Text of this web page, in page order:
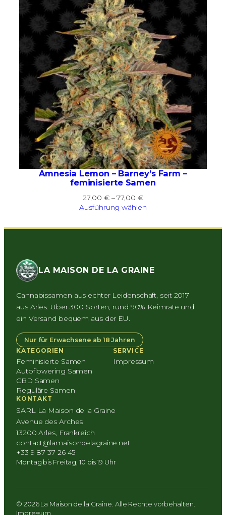
Amnesia Lemon – Barney’s Farm –
feminisierte Samen
27,00 € –77,00 €Preisspanne:
27,00 €
77,00 €
Ausführung wählen
LA MAISON DE LA GRAINE
Cannabissamen aus echter Leidenschaft, seit 2017
aus Arles. Über 300 Sorten, rund 90% Keimrate und
ein Versand bequem aus der EU.
Nur für Erwachsene ab 18 Jahren
KATEGORIEN
Feminisierte Samen
Autoflowering Samen
CBD Samen
Reguläre Samen
SERVICE
Impressum
KONTAKT
SARL La Maison de la Graine
Avenue des Arches
13200 Arles, Frankreich
contact@lamaisondelagraine.net
+33 9 87 37 26 45
Montag bis Freitag, 10 bis 19 Uhr
© 2026 La Maison de la Graine. Alle Rechte vorbehalten.
Impressum